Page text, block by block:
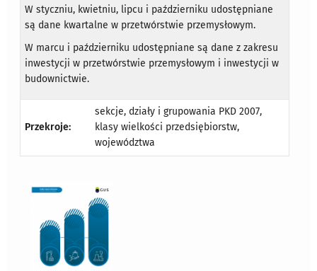
W styczniu, kwietniu, lipcu i październiku udostępniane
są dane kwartalne w przetwórstwie przemysłowym.
W marcu i październiku udostępniane są dane z zakresu
inwestycji w przetwórstwie przemysłowym i inwestycji w
budownictwie.
Przekroje:
sekcje, działy i grupowania PKD 2007,
klasy wielkości przedsiębiorstw,
województwa